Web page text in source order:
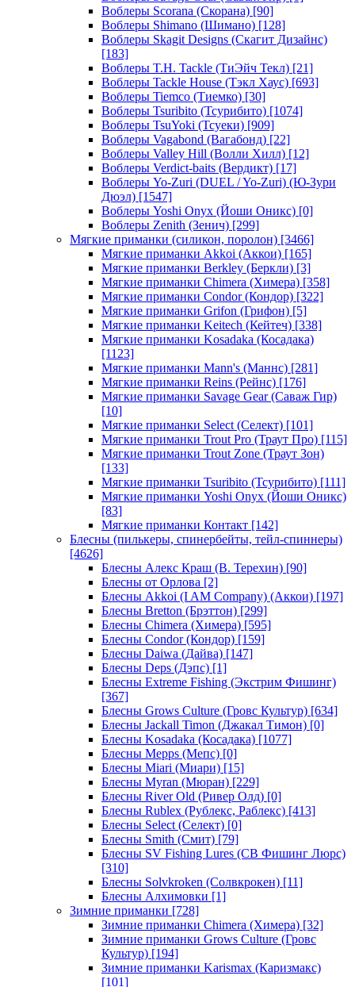
Воблеры Scorana (Скорана) [90]
Воблеры Shimano (Шимано) [128]
Воблеры Skagit Designs (Скагит Дизайнс)
[183]
Воблеры T.H. Tackle (ТиЭйч Текл) [21]
Воблеры Tackle House (Тэкл Хаус) [693]
Воблеры Tiemco (Тиемко) [30]
Воблеры Tsuribito (Тсурибито) [1074]
Воблеры TsuYoki (Тсуеки) [909]
Воблеры Vagabond (Вагабонд) [22]
Воблеры Valley Hill (Волли Хилл) [12]
Воблеры Verdict-baits (Вердикт) [17]
Воблеры Yo-Zuri (DUEL / Yo-Zuri) (Ю-Зури
Дюэл) [1547]
Воблеры Yoshi Onyx (Йоши Оникс) [0]
Воблеры Zenith (Зенич) [299]
Мягкие приманки (силикон, поролон) [3466]
Мягкие приманки Akkoi (Аккои) [165]
Мягкие приманки Berkley (Беркли) [3]
Мягкие приманки Chimera (Химера) [358]
Мягкие приманки Condor (Кондор) [322]
Мягкие приманки Grifon (Грифон) [5]
Мягкие приманки Keitech (Кейтеч) [338]
Мягкие приманки Kosadaka (Косадака)
[1123]
Мягкие приманки Mann's (Маннс) [281]
Мягкие приманки Reins (Рейнс) [176]
Мягкие приманки Savage Gear (Саваж Гир)
[10]
Мягкие приманки Select (Селект) [101]
Мягкие приманки Trout Pro (Траут Про) [115]
Мягкие приманки Trout Zone (Траут Зон)
[133]
Мягкие приманки Tsuribito (Тсурибито) [111]
Мягкие приманки Yoshi Onyx (Йоши Оникс)
[83]
Мягкие приманки Контакт [142]
Блесны (пилькеры, спинербейты, тейл-спиннеры)
[4626]
Блесны Алекс Краш (В. Терехин) [90]
Блесны от Орлова [2]
Блесны Akkoi (I AM Company) (Аккои) [197]
Блесны Bretton (Брэттон) [299]
Блесны Chimera (Химера) [595]
Блесны Condor (Кондор) [159]
Блесны Daiwa (Дайва) [147]
Блесны Deps (Дэпс) [1]
Блесны Extreme Fishing (Экстрим Фишинг)
[367]
Блесны Grows Culture (Гровс Культур) [634]
Блесны Jackall Timon (Джакал Тимон) [0]
Блесны Kosadaka (Косадака) [1077]
Блесны Mepps (Мепс) [0]
Блесны Miari (Миари) [15]
Блесны Myran (Мюран) [229]
Блесны River Old (Ривер Олд) [0]
Блесны Rublex (Рублекс, Раблекс) [413]
Блесны Select (Селект) [0]
Блесны Smith (Смит) [79]
Блесны SV Fishing Lures (СВ Фишинг Люрс)
[310]
Блесны Solvkroken (Солвкрокен) [11]
Блесны Алхимовки [1]
Зимние приманки [728]
Зимние приманки Chimera (Химера) [32]
Зимние приманки Grows Culture (Гровс
Культур) [194]
Зимние приманки Karismax (Каризмакс)
[101]